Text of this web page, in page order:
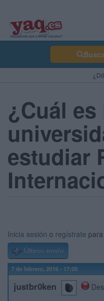
¿Cuál
estudiar
Inicia sesión o regístrate
Último envío
7 de febrero, 2016 - 17:05
justbr0ken